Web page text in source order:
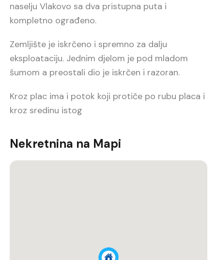
naselju Vlakovo sa dva pristupna puta i
kompletno ograđeno.
Zemljište je iskrčeno i spremno za dalju
eksploataciju. Jednim djelom je pod mladom
šumom a preostali dio je iskrčen i razoran.
Kroz plac ima i potok koji protiče po rubu placa i
kroz sredinu istog
Nekretnina na Mapi